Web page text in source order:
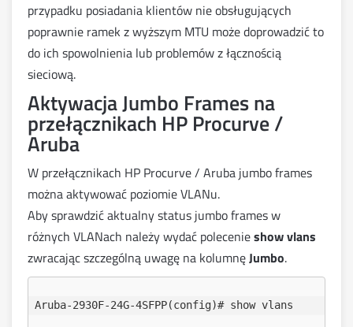
przypadku posiadania klientów nie obsługujących
poprawnie ramek z wyższym MTU może doprowadzić to
do ich spowolnienia lub problemów z łącznością
sieciową.
Aktywacja Jumbo Frames na
przełącznikach HP Procurve /
Aruba
W przełącznikach HP Procurve / Aruba jumbo frames
można aktywować poziomie VLANu.
Aby sprawdzić aktualny status jumbo frames w
różnych VLANach należy wydać polecenieshow vlans
zwracając szczególną uwagę na kolumnęJumbo.
Aruba-2930F-24G-4SFPP(config)# show vlans